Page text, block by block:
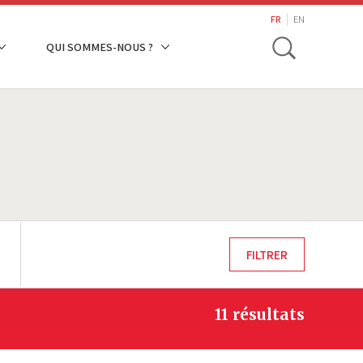
QUI SOMMES-NOUS ?
FR EN
Toggle
11 résultats